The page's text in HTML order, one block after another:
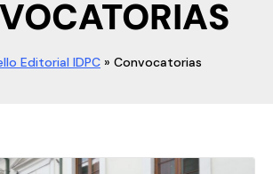
Editorial IDPC » Convocatorias